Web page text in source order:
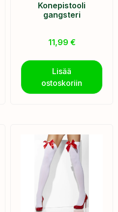
Konepistooli
gangsteri
11,99 €
Lisää
ostoskoriin